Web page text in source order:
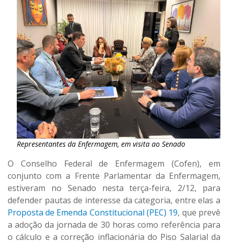
Representantes da Enfermagem, em visita ao Senado
O Conselho Federal de Enfermagem (Cofen), em
conjunto com a Frente Parlamentar da Enfermagem,
estiveram no Senado nesta terça-feira, 2/12, para
defender pautas de interesse da categoria, entre elas a
Proposta de Emenda Constitucional (PEC) 19, que prevê
a adoção da jornada de 30 horas como referência para
o cálculo e a correção inflacionária do Piso Salarial da